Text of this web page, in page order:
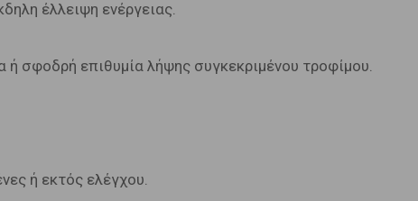
έλλειψη ενέργειας.
σφοδρή επιθυμία λήψης συγκεκριμένου τροφίμου.
ή εκτός ελέγχου.